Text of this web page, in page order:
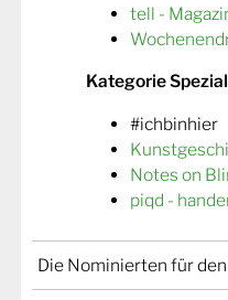
tell -
Kategorie Spezial
#ichbinhier
Notes on
piqd -
Die Nominierten für